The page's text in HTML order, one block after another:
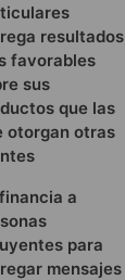
resultados
favorables
sus
que las
otorgan otras
a
para
mensajes